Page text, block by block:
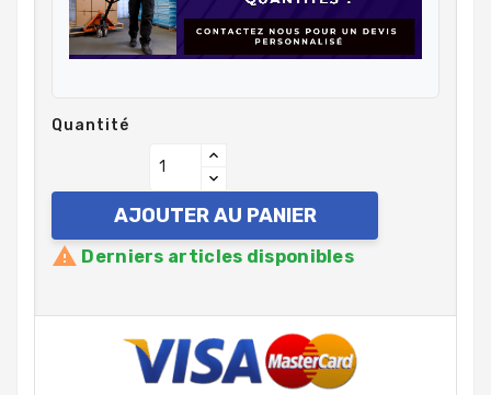
Quantité
AJOUTER AU PANIER
 Derniers articles disponibles